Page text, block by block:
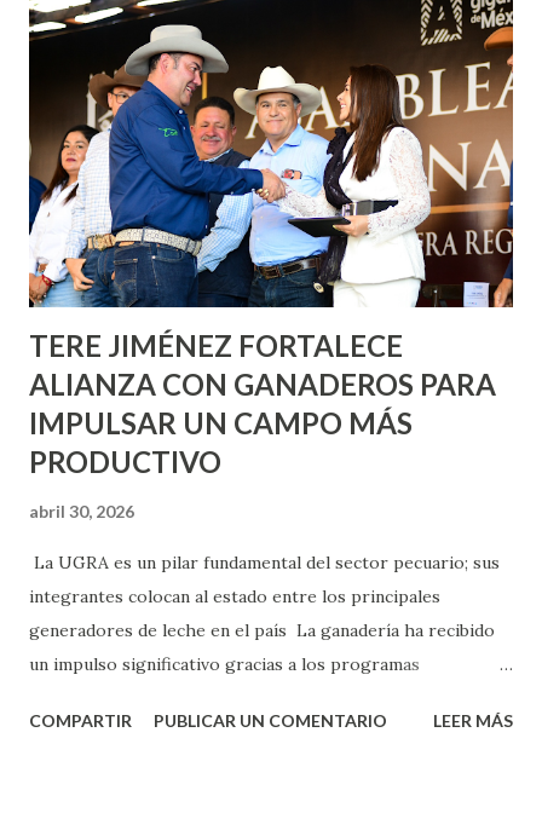
Corazón Urbano y el Municipio capital. Leo Montañez
informó que en este programa se usarán cerca de 90 mil
metros cuadrados de pintura, para dar inicio en la calle
Nieto, entre Jesús F. Elizondo y la calle 22 de Octubre, con
lo que se aplicará pintura en 66 casas. Posteriormente se
llevará este programa a Villas de Nuestra Señora de la
Asunción, Avenida Alameda y Decreto 27 de Septiembre, en
los edificios FOVISSSTE Ojo de Agua, en la comunidad
Norias de Paso Hondo y en los edificios de...
TERE JIMÉNEZ FORTALECE
ALIANZA CON GANADEROS PARA
IMPULSAR UN CAMPO MÁS
PRODUCTIVO
abril 30, 2026
La UGRA es un pilar fundamental del sector pecuario; sus
integrantes colocan al estado entre los principales
generadores de leche en el país La ganadería ha recibido
un impulso significativo gracias a los programas
muestra de su respaldo firme y decidido al campo, la
COMPARTIR PUBLICAR UN COMENTARIO LEER MÁS